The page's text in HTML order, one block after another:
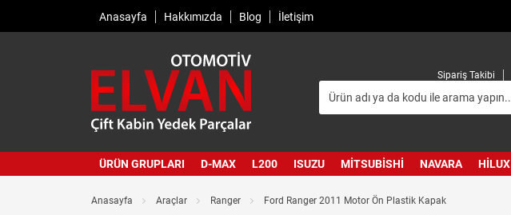
Anasayfa Hakkımızda Blog İletişim
Sipariş Takibi
ÜRÜN GRUPLARI D-MAX L200 ISUZU MITSUBISHI NAVARA HILUX
Anasayfa Araçlar Ranger Ford Ranger 2011 Motor Ön Plastik Kapak